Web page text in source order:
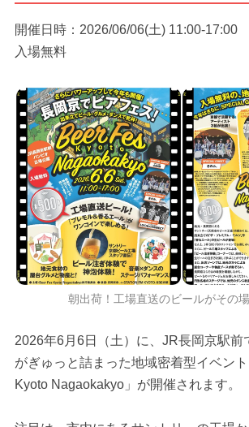
開催日時：2026/06/06(土) 11:00-17:00
入場無料
朝出荷！工場直送のビールがその
2026年6月6日（土）に、JR長岡京駅前
がぎゅっと詰まった地域密着型イベン
Kyoto Nagaokakyo」が開催されます。